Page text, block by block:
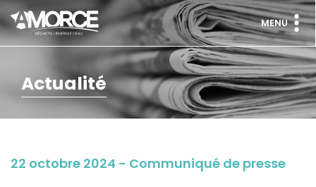
MENU
Actualité
22 octobre 2024 - Communiqué de presse